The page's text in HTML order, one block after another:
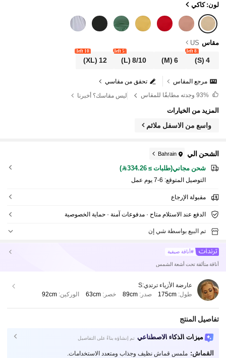
لون: كاكي
مقاس US
4
(S)
8 left
6
(M)
8/10
(L)
5 left
12
(XL)
10 left
تحقق من مقاسي
مرجع المقاس
وجدته مطابقًا للمقاس ليس مقاسك؟ أخبرنا
المزيد من الخيارات
واسع من الاسفل ملائم
الشحن الي Bahrain
شحن مجاني(طلبات ≥ 334.26)
التوصيل المتوقع: 6-7 يوم عمل
مقبولة الإرجاع
الدفع عند الاستلام متاح · مدفوعات آمنة · حماية الخصوصية
تم البيع بواسطة شي إن
#أناقة صيفية
أناقة متألقة تحت أشعة الشمس
عارضة الأزياء ترتدي:S
طول: 175cm صدر:89cm خصر: 63cm الوركين: 92cm
تفاصيل المنتج
ميزات الذكاء الاصطناعي تم إنشاؤه بناءً على التفاصيل
القماش: ملمس قماش نظيف وجذاب ومتعدد الاستخدامات.